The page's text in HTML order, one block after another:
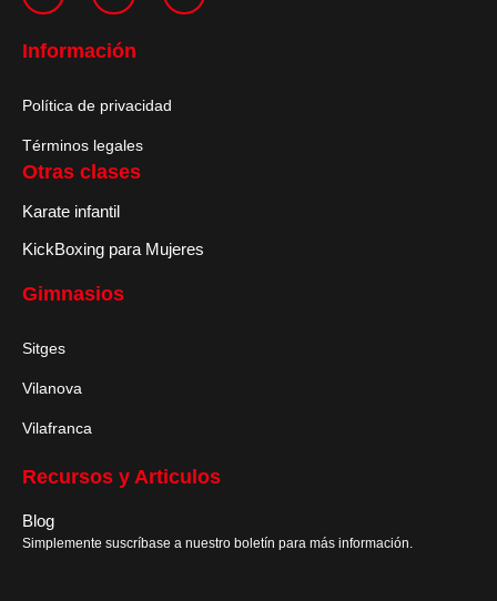
Información
Política de privacidad
Términos legales
Otras clases
Karate infantil
KickBoxing para Mujeres
Gimnasios
Sitges
Vilanova
Vilafranca
Recursos y Articulos
Blog
Simplemente suscríbase a nuestro boletín para más información.